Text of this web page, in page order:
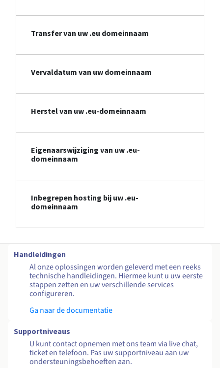
Transfer van uw .eu domeinnaam
Vervaldatum van uw domeinnaam
Herstel van uw .eu-domeinnaam
Eigenaarswijziging van uw .eu-
domeinnaam
Inbegrepen hosting bij uw .eu-
domeinnaam
Handleidingen
Al onze oplossingen worden geleverd met een reeks
technische handleidingen. Hiermee kunt u uw eerste
stappen zetten en uw verschillende services
configureren.
Ga naar de documentatie
Supportniveaus
U kunt contact opnemen met ons team via live chat,
ticket en telefoon. Pas uw supportniveau aan uw
ondersteuningsbehoeften aan.